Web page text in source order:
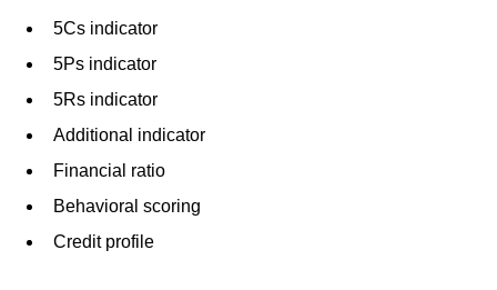
5Cs indicator
5Ps indicator
5Rs indicator
Additional indicator
Financial ratio
Behavioral scoring
Credit profile